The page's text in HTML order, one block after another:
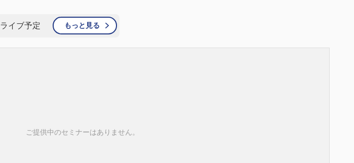
ライブ予定 もっと見る
ご提供中のセミナーはありません。